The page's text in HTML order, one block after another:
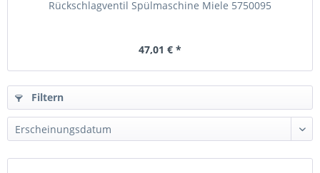
Rückschlagventil Spülmaschine Miele 5750095
47,01 € *
Filtern